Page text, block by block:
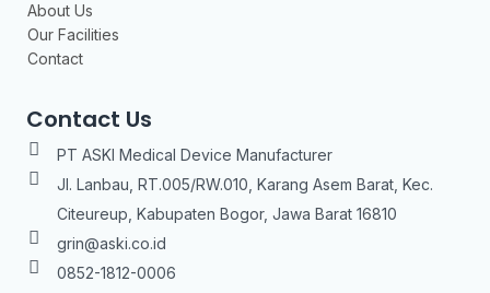
About Us
Our Facilities
Contact
Contact Us
PT ASKI Medical Device Manufacturer
Jl. Lanbau, RT.005/RW.010, Karang Asem Barat, Kec.
Citeureup, Kabupaten Bogor, Jawa Barat 16810
grin@aski.co.id
0852-1812-0006